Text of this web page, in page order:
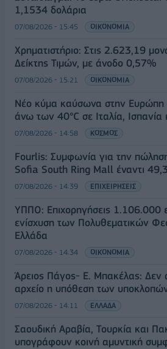
1,1534 δολάρια
07/08/2026 - 15:45 ΟΙΚΟΝΟΜΙΑ
Χρηματιστήριο: Στις 2.623,19
Δείκτης Τιμών, με άνοδο 0,57%
07/08/2026 - 15:21 ΟΙΚΟΝΟΜΙΑ
Νέο κύμα καύσωνα στην Ευρώπη
άνω των 40°C σε Ιταλία, Ισπανία
07/08/2026 - 14:58 ΚΟΣΜΟΣ
Fourlis: Συμφωνία για την
Sofia South Ring Mall έναντι
07/08/2026 - 14:39 ΕΠΙΧΕΙΡΗΣΕΙΣ
ΥΠΠΟ: Επιχορηγήσεις 1.106.000
ενίσχυση των Πολυθεματικών
Ελλάδα
07/08/2026 - 14:34 ΟΙΚΟΝΟΜΙΑ
Άρειος Πάγος- Ε. Μπακέλας: Δεν
αρχείο η υπόθεση των
07/08/2026 - 14:11 ΕΛΛΑΔΑ
Σαουδική Αραβία, Τουρκία και
υπογράφουν κοινή αμυντική